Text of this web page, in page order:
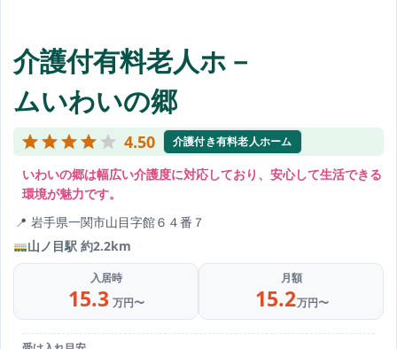
介護付有料老人ホ－
ムいわいの郷
4.50 介護付き有料老人ホーム
いわいの郷は幅広い介護度に対応しており、安心して生活できる
環境が魅力です。
岩手県一関市山目字館６４番７
山ノ目駅 約2.2km
入居時
15.3 万円〜
月額
15.2万円〜